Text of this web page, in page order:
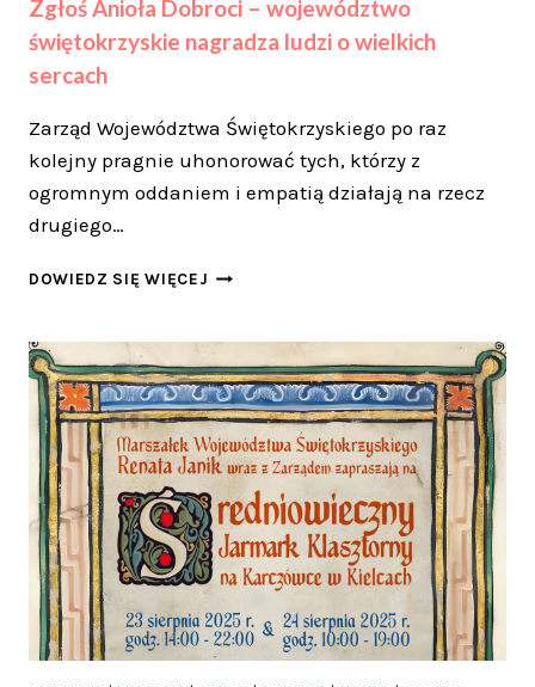
Zgłoś Anioła Dobroci – województwo
świętokrzyskie nagradza ludzi o wielkich
sercach
Zarząd Województwa Świętokrzyskiego po raz
kolejny pragnie uhonorować tych, którzy z
ogromnym oddaniem i empatią działają na rzecz
drugiego…
DOWIEDZ SIĘ WIĘCEJ ZGŁOŚ
–
WOJEWÓDZTWO
ŚWIĘTOKRZYSKIE
NAGRADZA
LUDZI
O
WIELKICH
SERCACH